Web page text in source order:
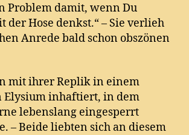
Problem damit, wenn Du
der Hose denkst.“ – Sie verlieh
Anrede bald schon obszönen
mit ihrer Replik in einem
Elysium inhaftiert, in dem
lebenslang eingesperrt
– Beide liebten sich an diesem